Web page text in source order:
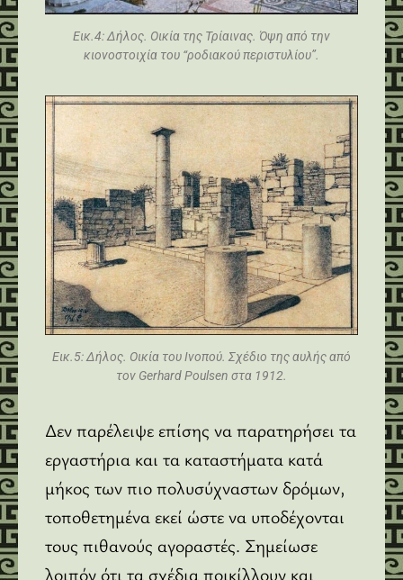
Εικ.4: Δήλος. Οικία της Τρίαινας. Όψη από την
κιονοστοιχία του “ροδιακού περιστυλίου”.
Εικ.5: Δήλος. Οικία του Ινοπού. Σχέδιο της αυλής από
τον Gerhard Poulsen στα 1912.
Δεν παρέλειψε επίσης να παρατηρήσει τα
εργαστήρια και τα καταστήματα κατά
μήκος των πιο πολυσύχναστων δρόμων,
τοποθετημένα εκεί ώστε να υποδέχονται
τους πιθανούς αγοραστές. Σημείωσε
λοιπόν ότι τα σχέδια ποικίλλουν και